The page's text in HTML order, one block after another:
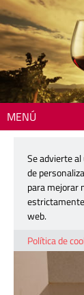
MENÚ
25 febrero, 2026
Se advierte
de
para mejorar
web.
Política de